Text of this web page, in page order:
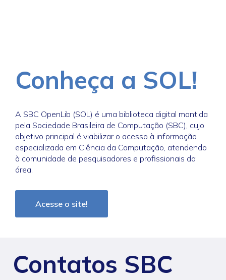
Conheça a SOL!
A SBC OpenLib (SOL) é uma biblioteca digital mantida
pela Sociedade Brasileira de Computação (SBC), cujo
objetivo principal é viabilizar o acesso à informação
especializada em Ciência da Computação, atendendo
à comunidade de pesquisadores e profissionais da
área.
Acesse o site!
Contatos SBC